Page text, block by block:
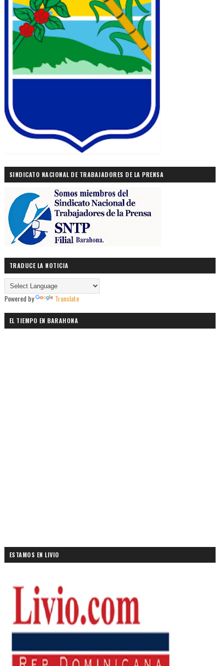
SINDICATO NACIONAL DE TRABAJADORES DE LA PRENSA
TRADUCE LA NOTICIA
Powered by Translate
EL TIEMPO EN BARAHONA
ESTAMOS EN LIVIO